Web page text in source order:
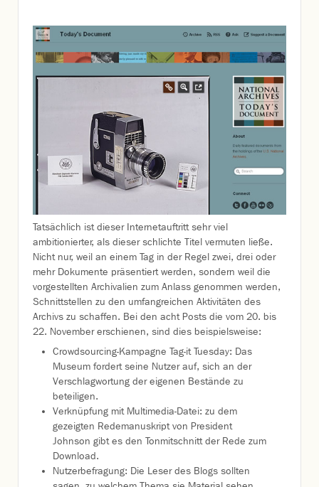
Tatsächlich ist dieser Internetauftritt sehr viel
ambitionierter, als dieser schlichte Titel vermuten ließe.
Nicht nur, weil an einem Tag in der Regel zwei, drei oder
mehr Dokumente präsentiert werden, sondern weil die
vorgestellten Archivalien zum Anlass genommen werden,
Schnittstellen zu den umfangreichen Aktivitäten des
Archivs zu schaffen. Bei den acht Posts die vom 20. bis
22. November erschienen, sind dies beispielsweise:
Crowdsourcing-Kampagne Tag-it Tuesday: Das
Museum fordert seine Nutzer auf, sich an der
Verschlagwortung der eigenen Bestände zu
beteiligen.
Verknüpfung mit Multimedia-Datei: zu dem
gezeigten Redemanuskript von President
Johnson gibt es den Tonmitschnitt der Rede zum
Download.
Nutzerbefragung: Die Leser des Blogs sollten